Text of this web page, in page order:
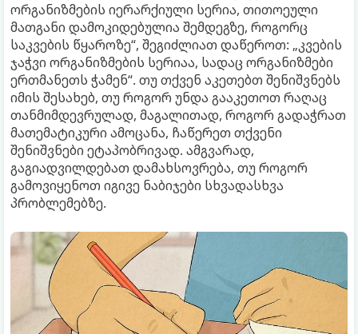
ორგანიზმების იერარქიული სერია, თითოეული
მათგანი დამოკიდებულია შემდეგზე, როგორც
საკვების წყაროზე“, შეგიძლიათ დაწეროთ: „კვების
ჯაჭვი ორგანიზმების სერიაა, სადაც ორგანიზმები
ერთმანეთს ჭამენ“. თუ თქვენ აკეთებთ შენიშვნებს
იმის შესახებ, თუ როგორ უნდა გააკეთოთ რაღაც
თანმიმდევრულად, მაგალითად, როგორ გადაჭრათ
მათემატიკური ამოცანა, ჩაწერეთ თქვენი
შენიშვნები ეტაპობრივად. ამგვარად,
გაგიადვილდებათ დამახსოვრება, თუ როგორ
გამოვიყენოთ იგივე ნაბიჯები სხვადასხვა
პრობლემებზე.